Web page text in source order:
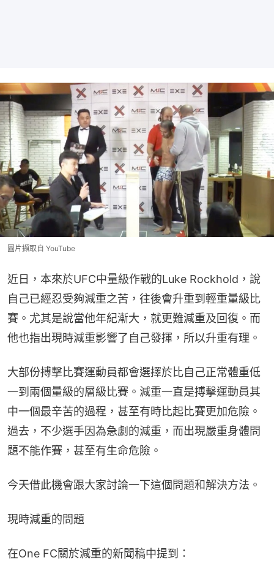
圖片擷取自 YouTube
近日，本來於UFC中量級作戰的Luke Rockhold，說
自己已經忍受夠減重之苦，往後會升重到輕重量級比
賽。尤其是說當他年紀漸大，就更難減重及回復。而
他也指出現時減重影響了自己發揮，所以升重有理。
大部份搏擊比賽運動員都會選擇於比自己正常體重低
一到兩個量級的層級比賽。減重一直是搏擊運動員其
中一個最辛苦的過程，甚至有時比起比賽更加危險。
過去，不少選手因為急劇的減重，而出現嚴重身體問
題不能作賽，甚至有生命危險。
今天借此機會跟大家討論一下這個問題和解決方法。
現時減重的問題
在One FC關於減重的新聞稿中提到：